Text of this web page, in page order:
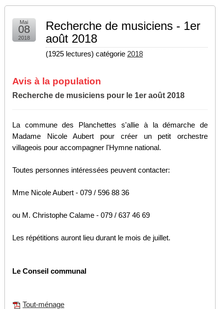
Recherche de musiciens - 1er
août 2018
(1925 lectures) catégorie 2018
Mai
08
2018
Avis à la population
Recherche de musiciens pour le 1er août 2018
La commune des Planchettes s'allie à la démarche de
Madame Nicole Aubert pour créer un petit orchestre
villageois pour accompagner l'Hymne national.
Toutes personnes intéressées peuvent contacter:
Mme Nicole Aubert - 079 / 596 88 36
ou M. Christophe Calame - 079 / 637 46 69
Les répétitions auront lieu durant le mois de juillet.
Le Conseil communal
Tout-ménage